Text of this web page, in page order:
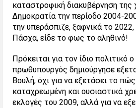
καταστροφική διακυβέρνηση
Δημοκρατία την περίοδο 2004-
την υπεράσπιζε, ξαφνικά το
Πάσχα, είδε το φως το αληθινό!
Πρόκειται για τον ίδιο πολιτικό
πρωθυπουργός δημιούργησε
Βουλή, όχι για να εξετάσει το
καταχρεωμένη και ουσιαστικά
εκλογές του 2009, αλλά για να